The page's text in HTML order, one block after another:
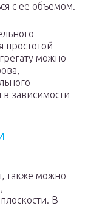
с ее объемом.
простотой
можно
в зависимости
также можно
В